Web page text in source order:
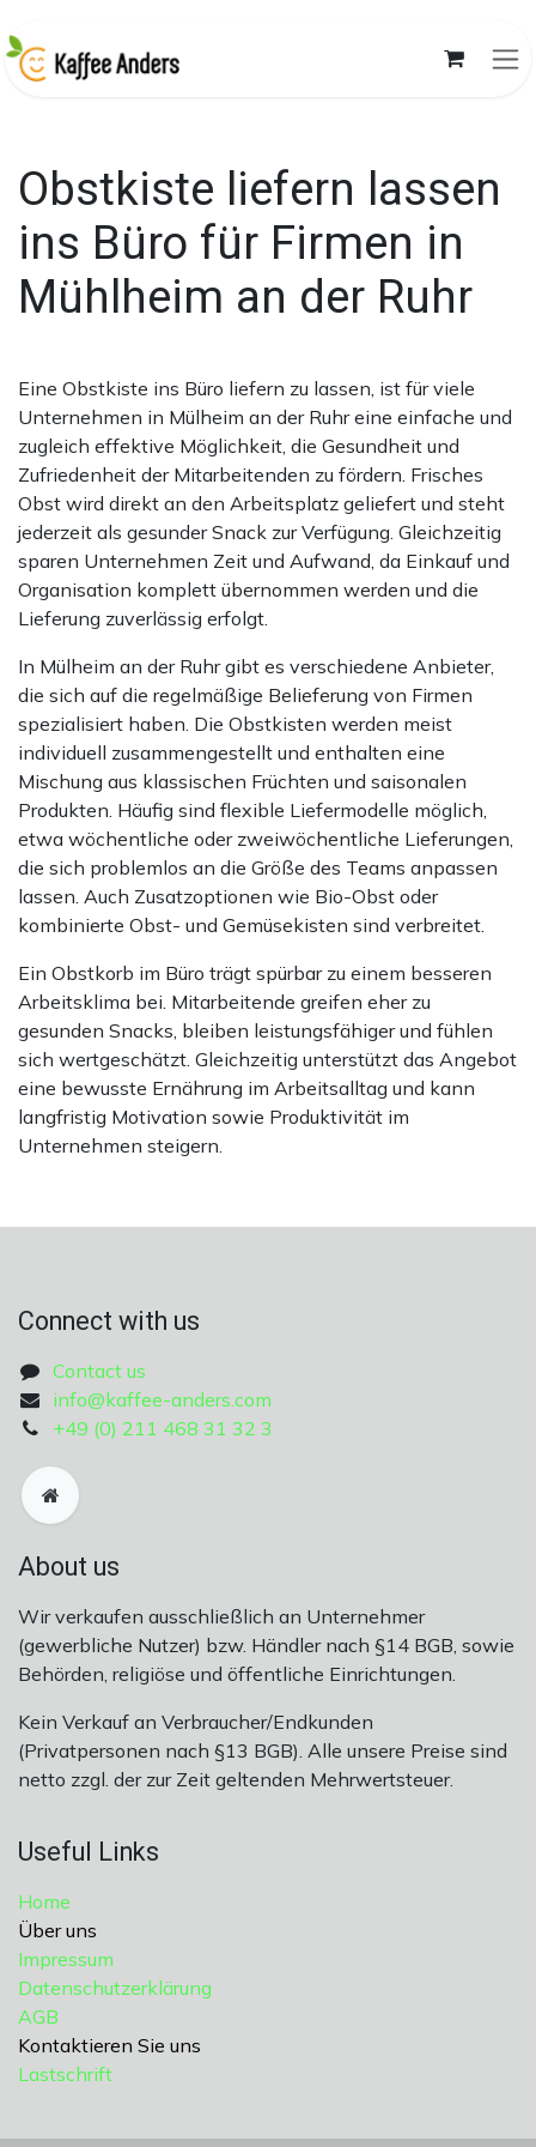
Obstkiste liefern lassen
ins Büro für Firmen in
Mühlheim an der Ruhr
Eine Obstkiste ins Büro liefern zu lassen, ist für viele
Unternehmen in Mülheim an der Ruhr eine einfache und
zugleich effektive Möglichkeit, die Gesundheit und
Zufriedenheit der Mitarbeitenden zu fördern. Frisches
Obst wird direkt an den Arbeitsplatz geliefert und steht
jederzeit als gesunder Snack zur Verfügung. Gleichzeitig
sparen Unternehmen Zeit und Aufwand, da Einkauf und
Organisation komplett übernommen werden und die
Lieferung zuverlässig erfolgt.
In Mülheim an der Ruhr gibt es verschiedene Anbieter,
die sich auf die regelmäßige Belieferung von Firmen
spezialisiert haben. Die Obstkisten werden meist
individuell zusammengestellt und enthalten eine
Mischung aus klassischen Früchten und saisonalen
Produkten. Häufig sind flexible Liefermodelle möglich,
etwa wöchentliche oder zweiwöchentliche Lieferungen,
die sich problemlos an die Größe des Teams anpassen
lassen. Auch Zusatzoptionen wie Bio-Obst oder
kombinierte Obst- und Gemüsekisten sind verbreitet.
Ein Obstkorb im Büro trägt spürbar zu einem besseren
Arbeitsklima bei. Mitarbeitende greifen eher zu
gesunden Snacks, bleiben leistungsfähiger und fühlen
sich wertgeschätzt. Gleichzeitig unterstützt das Angebot
eine bewusste Ernährung im Arbeitsalltag und kann
langfristig Motivation sowie Produktivität im
Unternehmen steigern.
Connect with us
Contact us
info@kaffee-anders.com
+49 (0) 211 468 31 32 3
About us
Wir verkaufen ausschließlich an Unternehmer
(gewerbliche Nutzer) bzw. Händler nach §14 BGB, sowie
Behörden, religiöse und öffentliche Einrichtungen.
Kein Verkauf an Verbraucher/Endkunden
(Privatpersonen nach §13 BGB). Alle unsere Preise sind
netto zzgl. der zur Zeit geltenden Mehrwertsteuer.
Useful Links
Home
Über uns
Impressum
Datenschutzerklärung
AGB
Kontaktieren Sie uns
Lastschrift